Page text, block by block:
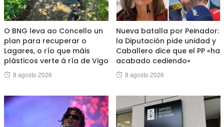
O BNG leva ao Concello un
plan para recuperar o
Lagares, o río que máis
plásticos verte á ría de Vigo
Posted
8 agosto 2026
Nueva batalla por Peinador:
la Diputación pide unidad y
Caballero dice que el PP «ha
acabado cediendo»
Posted
8 agosto 2026